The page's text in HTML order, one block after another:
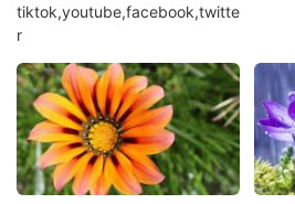
tiktok,youtube,facebook,twitte
r